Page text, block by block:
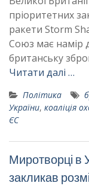
пріоритетних
ракети Storm
Союз має намір
британську
Читати далі …
Політика
України, коаліція
ЄС
Миротворці в
закликав